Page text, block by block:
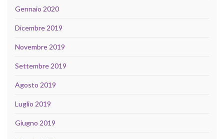
Gennaio 2020
Dicembre 2019
Novembre 2019
Settembre 2019
Agosto 2019
Luglio 2019
Giugno 2019